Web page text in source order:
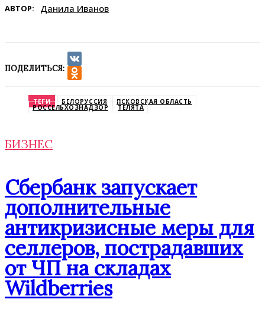
АВТОР: Данила Иванов
ПОДЕЛИТЬСЯ:
VK
ТЕГИ БЕЛОРУССИЯ ПСКОВСКАЯ ОБЛАСТЬ
РОССЕЛЬХОЗНАДЗОР ТЕЛЯТА
БИЗНЕС
Сбербанк запускает
дополнительные
антикризисные меры для
селлеров, пострадавших
от ЧП на складах
Wildberries